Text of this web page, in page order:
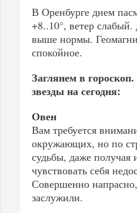
В Оренбурге днем
+8..10°, ветер
выше нормы.
спокойное.
Заглянем в
звезды на сегодня:
Овен
Вам требуется
окружающих, но по
судьбы, даже получая
чувствовать себя
Совершенно
заслужили.